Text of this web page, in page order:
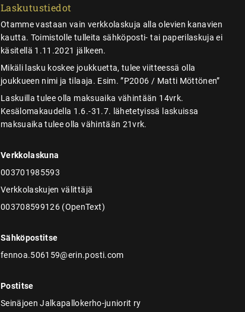
Laskutustiedot
Otamme vastaan vain verkkolaskuja alla olevien kanavien
kautta. Toimistolle tulleita sähköposti- tai paperilaskuja ei
käsitellä 1.11.2021 jälkeen.
Mikäli lasku koskee joukkuetta, tulee viitteessä olla
joukkueen nimi ja tilaaja. Esim. ”P2006 / Matti Möttönen”
Laskuilla tulee olla maksuaika vähintään 14vrk.
Kesälomakaudella 1.6.-31.7. lähetetyissä laskuissa
maksuaika tulee olla vähintään 21vrk.
Verkkolaskuna
003701985593
Verkkolaskujen välittäjä
003708599126 (OpenText)
Sähköpostitse
fennoa.506159@erin.posti.com
Postitse
Seinäjoen Jalkapallokerho-juniorit ry